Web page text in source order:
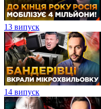
13 випуск
14 випуск